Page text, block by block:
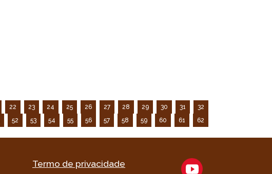
22 23 24 25 26 27 28 29 30 31
32
52 53 54 55 56 57 58 59 60 61
62
Termo de privacidade